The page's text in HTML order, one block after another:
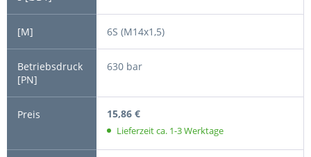
6S (M14x1,5)
630 bar
15,86 €
Lieferzeit ca. 1-3 Werktage